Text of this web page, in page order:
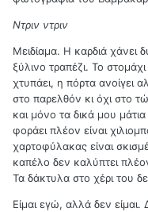
Ντριν ντριν
Μειδίαμα. Η καρδιά χάνει
ξύλινο τραπέζι. Το
χτυπάει, η πόρτα ανοίγει
στο παρελθόν κι όχι στο
και μόνο τα δικά μου
φοράει πλέον είναι
χαρτοφύλακας είναι
καπέλο δεν καλύπτει
Τα δάκτυλα στο χέρι του
Είμαι εγώ, αλλά δεν